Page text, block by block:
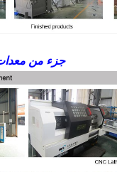
جزء من معدات